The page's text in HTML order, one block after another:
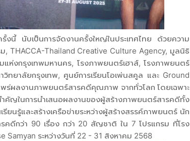
นี้ นับเป็นการจัดงานครั้งใหญ่ในประเทศไทย ด้วยความ
THACCA-Thailand Creative Culture Agency, มูลนิธิ
งกรุงเทพมหานคร, โรงภาพยนตร์เฮาส์, โรงภาพยนตร์
ยาลัยกรุงเทพ, ศูนย์การเรียนโอเพ่นสคูล และ Ground
พร่ผลงานภาพยนตร์สารคดีคุณภาพ จากทั่วโลก โดยเฉพาะ
ำคัญในการนำเสนอผลงานของผู้สร้างภาพยนตร์สารคดีทั้ง
ยนรู้และสร้างเครือข่ายระหว่างผู้สร้างสรรค์ภาพยนตร์ นัก
คดีกว่า 90 เรื่อง กว่า 20 สัญชาติ ใน 7 โปรแกรม ที่โรง
Samyan ระหว่างวันที่ 22 - 31 สิงหาคม 2568